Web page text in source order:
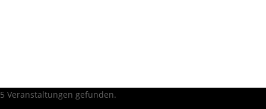
5 Veranstaltungen gefunden.